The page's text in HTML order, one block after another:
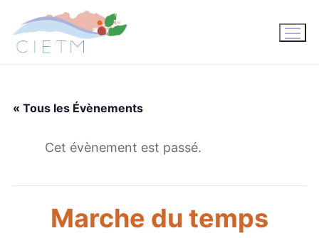
contenu
« Tous les Évènements
Cet évènement est passé.
Marche du temps